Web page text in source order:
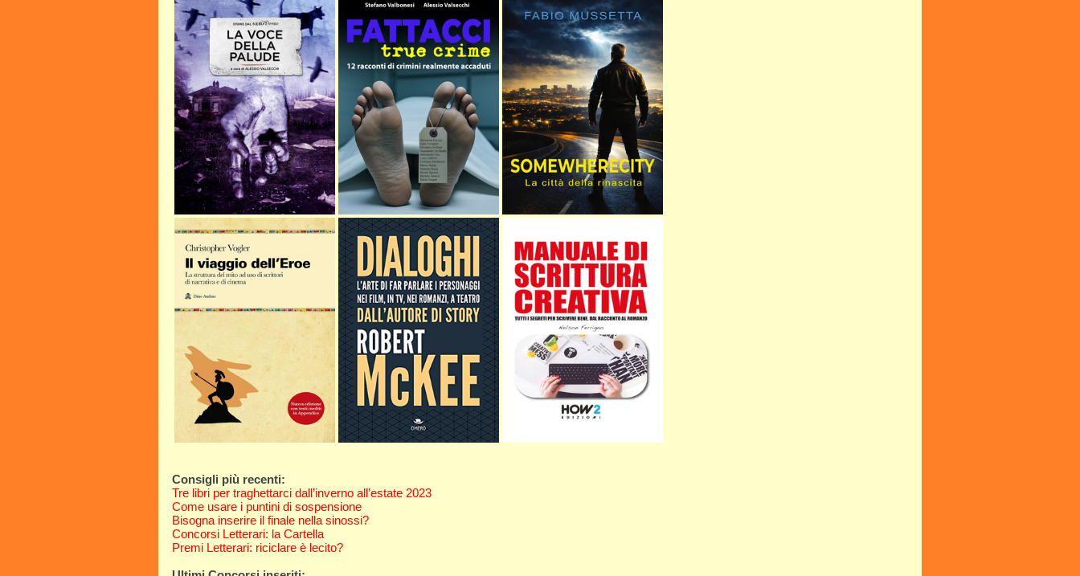
Consigli più recenti:
Tre libri per traghettarci dall’inverno all’estate 2023
Come usare i puntini di sospensione
Bisogna inserire il finale nella sinossi?
Concorsi Letterari: la Cartella
Premi Letterari: riciclare è lecito?